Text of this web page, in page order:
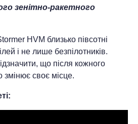
зенітно-ракетного
HVM близько півсотні
і не лише безпілотників.
що після кожного
змінює своє місце.